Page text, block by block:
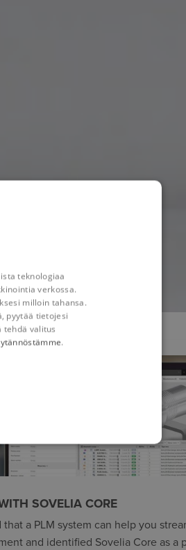
SOVELIA CORE
that a PLM system can help you
and identified Sovelia Core as a
teknologiaa
verkossa.
milloin tahansa.
pyytää tietojesi
valitus
.